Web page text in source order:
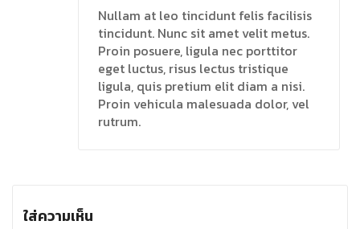
Nullam at leo tincidunt felis facilisis
tincidunt. Nunc sit amet velit metus.
Proin posuere, ligula nec porttitor
eget luctus, risus lectus tristique
ligula, quis pretium elit diam a nisi.
Proin vehicula malesuada dolor, vel
rutrum.
ใส่ความเห็น